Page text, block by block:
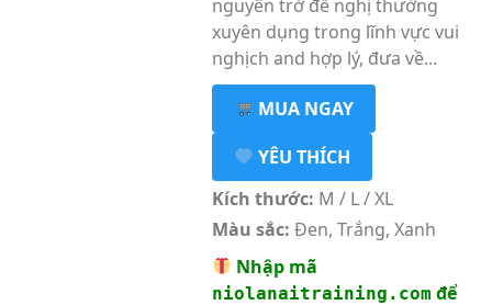
nguyên trở đề nghị thường
xuyên dụng trong lĩnh vực vui
nghịch and hợp lý, đưa về...
MUA NGAY
YÊU THÍCH
Kích thước: M / L / XL
Màu sắc: Đen, Trắng, Xanh
Nhập mã
niolanaitraining.com để